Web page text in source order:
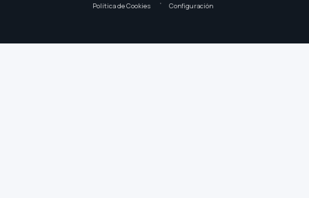
Política de Cookies Configuración